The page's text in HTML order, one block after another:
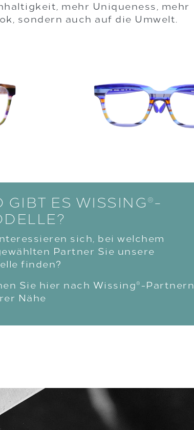
mehr Uniqueness, mehr
sondern auch auf die Umwelt.
GIBT ES WISSING ® -
sich, bei welchem
Partner Sie unsere
finden?
Sie hier nach Wissing® -Partnern
Nähe